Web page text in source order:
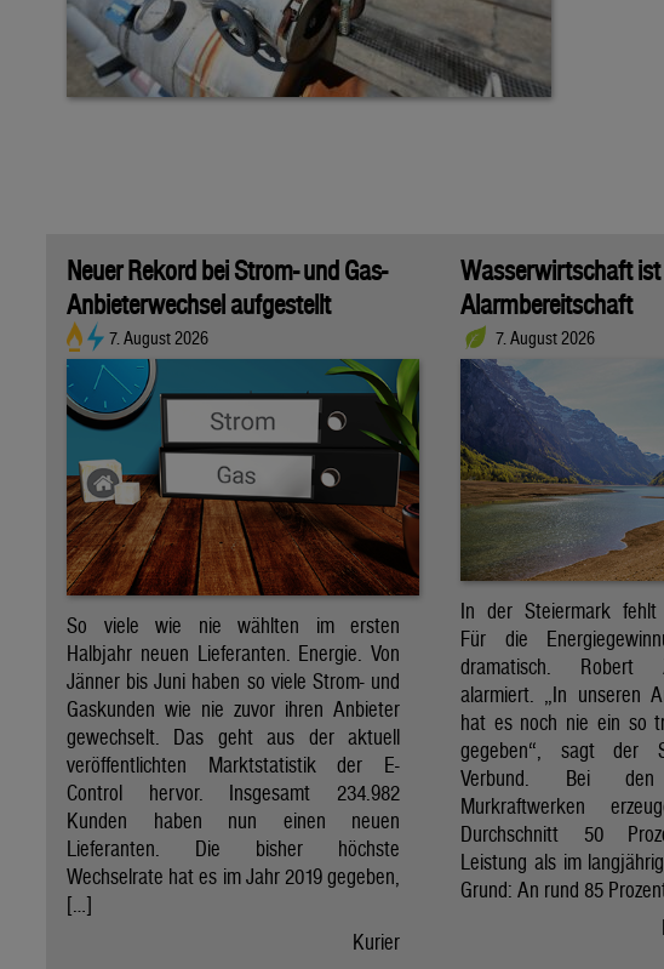
Neuer Rekord bei Strom- und Gas-
Anbieterwechsel aufgestellt
7. August 2026
So viele wie nie wählten im ersten
Halbjahr neuen Lieferanten. Energie. Von
Jänner bis Juni haben so viele Strom- und
Gaskunden wie nie zuvor ihren Anbieter
gewechselt. Das geht aus der aktuell
veröffentlichten Marktstatistik der E-
Control hervor. Insgesamt 234.982
Kunden haben nun einen neuen
Lieferanten. Die bisher höchste
Wechselrate hat es im Jahr 2019 gegeben,
[…]
Kurier
Wasserwirtschaft
Alarmbereitschaft
7. August 2026
In der Steiermark fehlt
Für die
dramatisch. Robert
alarmiert. „In unseren
hat es noch nie ein so
gegeben“, sagt der
Verbund. Bei den
Murkraftwerken
Durchschnitt 50
Leistung als im
Grund: An rund 85